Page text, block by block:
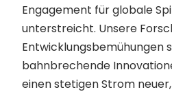
Engagement für globale
unterstreicht. Unsere
Entwicklungsbemühungen
bahnbrechende
einen stetigen Strom